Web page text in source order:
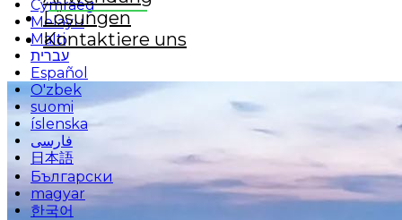
Cymraeg
Melayu
Malti
עברית
Español
O'zbek
suomi
íslenska
فارسی
日本語
Български
magyar
한국어
Lösungen
Kontaktiere uns